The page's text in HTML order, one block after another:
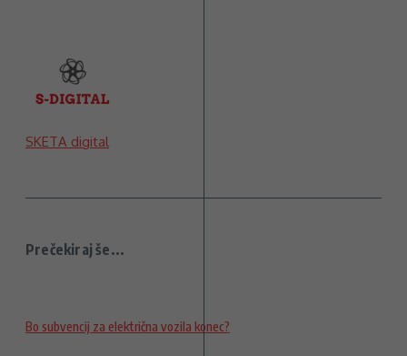
SKETA digital
Prečekiraj še...
Bo subvencij za električna vozila konec?